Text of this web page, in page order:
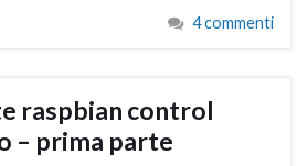
4 commenti
raspbian control
– prima parte